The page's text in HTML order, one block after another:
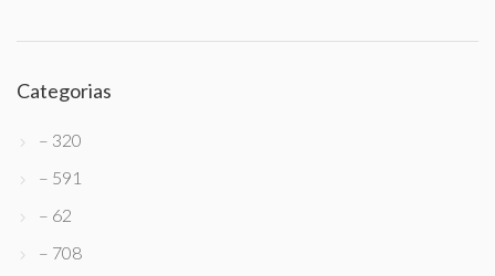
Categorias
– 320
– 591
– 62
– 708